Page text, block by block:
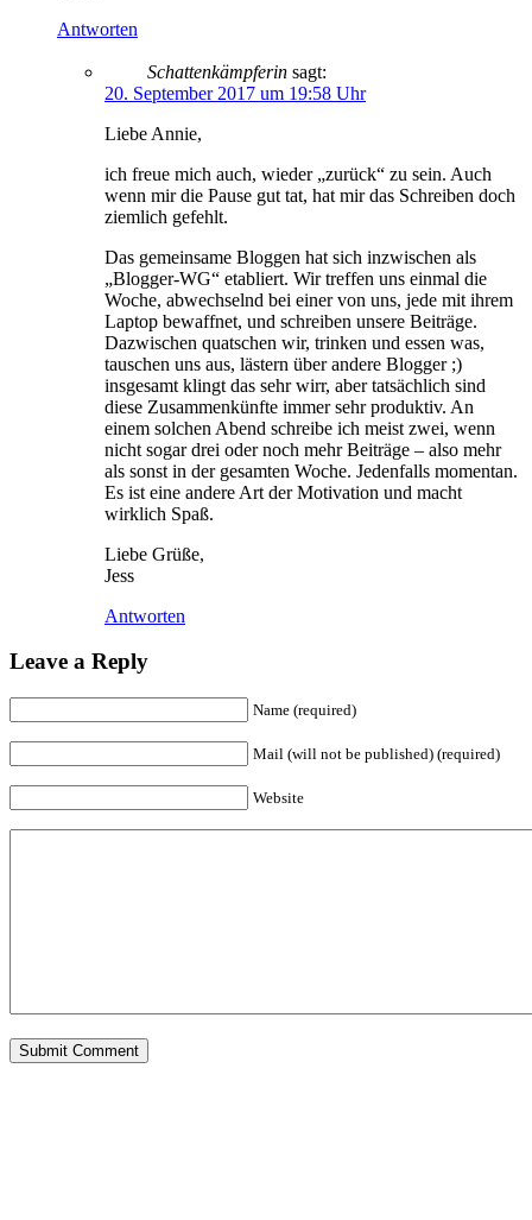
Antworten
Schattenkämpferin sagt:
20. September 2017 um 19:58 Uhr
Liebe Annie,
ich freue mich auch, wieder „zurück“ zu sein. Auch
wenn mir die Pause gut tat, hat mir das Schreiben doch
ziemlich gefehlt.
Das gemeinsame Bloggen hat sich inzwischen als
„Blogger-WG“ etabliert. Wir treffen uns einmal die
Woche, abwechselnd bei einer von uns, jede mit ihrem
Laptop bewaffnet, und schreiben unsere Beiträge.
Dazwischen quatschen wir, trinken und essen was,
tauschen uns aus, lästern über andere Blogger ;)
insgesamt klingt das sehr wirr, aber tatsächlich sind
diese Zusammenkünfte immer sehr produktiv. An
einem solchen Abend schreibe ich meist zwei, wenn
nicht sogar drei oder noch mehr Beiträge – also mehr
als sonst in der gesamten Woche. Jedenfalls momentan.
Es ist eine andere Art der Motivation und macht
wirklich Spaß.
Liebe Grüße,
Jess
Antworten
Leave a Reply
Name (required)
Mail (will not be published) (required)
Website